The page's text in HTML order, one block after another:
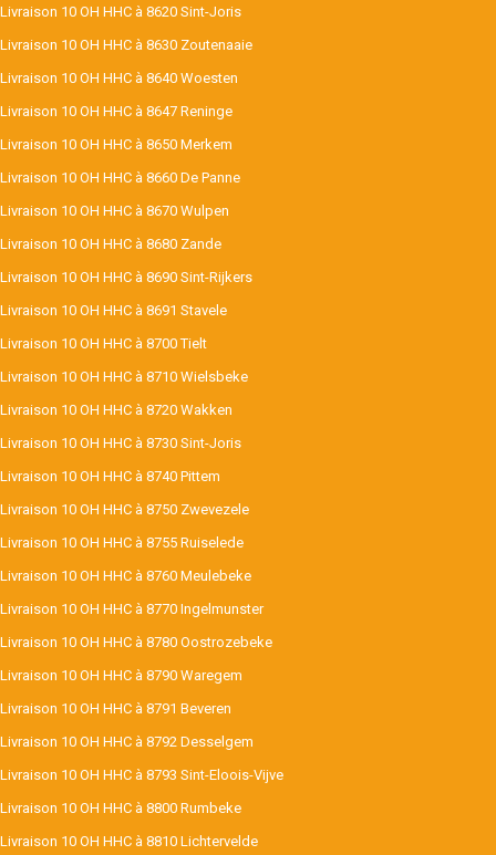
Livraison 10 OH HHC à 8620 Sint-Joris
Livraison 10 OH HHC à 8630 Zoutenaaie
Livraison 10 OH HHC à 8640 Woesten
Livraison 10 OH HHC à 8647 Reninge
Livraison 10 OH HHC à 8650 Merkem
Livraison 10 OH HHC à 8660 De Panne
Livraison 10 OH HHC à 8670 Wulpen
Livraison 10 OH HHC à 8680 Zande
Livraison 10 OH HHC à 8690 Sint-Rijkers
Livraison 10 OH HHC à 8691 Stavele
Livraison 10 OH HHC à 8700 Tielt
Livraison 10 OH HHC à 8710 Wielsbeke
Livraison 10 OH HHC à 8720 Wakken
Livraison 10 OH HHC à 8730 Sint-Joris
Livraison 10 OH HHC à 8740 Pittem
Livraison 10 OH HHC à 8750 Zwevezele
Livraison 10 OH HHC à 8755 Ruiselede
Livraison 10 OH HHC à 8760 Meulebeke
Livraison 10 OH HHC à 8770 Ingelmunster
Livraison 10 OH HHC à 8780 Oostrozebeke
Livraison 10 OH HHC à 8790 Waregem
Livraison 10 OH HHC à 8791 Beveren
Livraison 10 OH HHC à 8792 Desselgem
Livraison 10 OH HHC à 8793 Sint-Eloois-Vijve
Livraison 10 OH HHC à 8800 Rumbeke
Livraison 10 OH HHC à 8810 Lichtervelde